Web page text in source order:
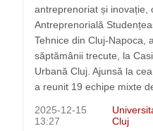
antreprenoriat și inovație,
Antreprenorială
Tehnice din Cluj-Napoca,
săptămânii trecute, la
Urbană Cluj. Ajunsă la
a reunit 19 echipe mixte
2025-12-15
13:27
Cluj